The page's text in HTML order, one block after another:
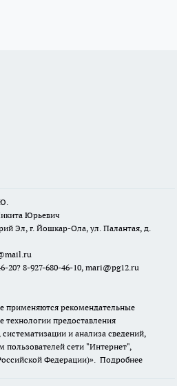
Юрьевич
Эл, г. Йошкар-Ола, ул. Палантая, д.
20? 8-927-680-46-10, mari@pg12.ru
применяются рекомендательные
предоставления
и анализа сведений,
пользователей сети "Интернет",
Федерации)». Подробнее